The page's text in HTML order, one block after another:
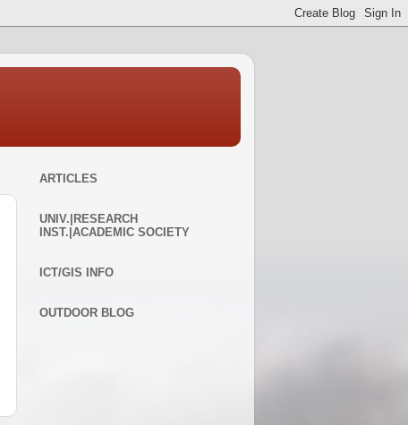
ARTICLES
UNIV.|RESEARCH
INST.|ACADEMIC SOCIETY
ICT/GIS INFO
OUTDOOR BLOG